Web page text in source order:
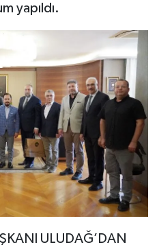
yapıldı.
ULUDAĞ’DAN